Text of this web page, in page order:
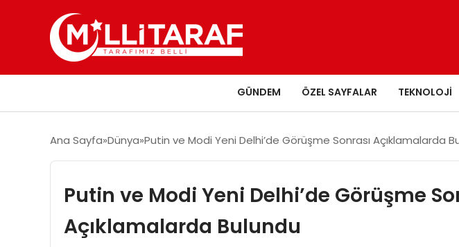
GÜNDEM ÖZEL SAYFALAR TEKNOLOJI
Ana Sayfa Dünya Putin ve Modi Yeni Delhi’de Görüşme Sonrası Açıklamalarda
Putin ve Modi Yeni Delhi’de Görüşme
Açıklamalarda Bulundu